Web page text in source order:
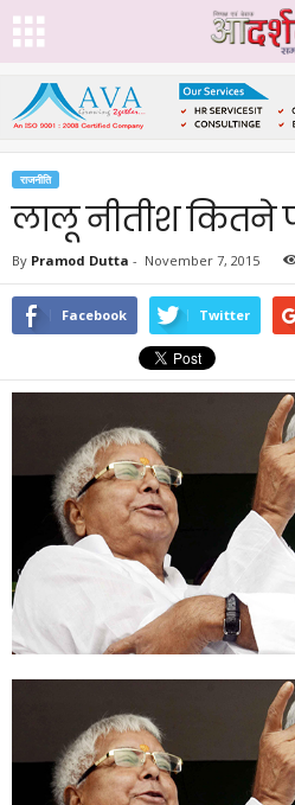
राजनीति
लालू नीतीश कितने
By Pramod Dutta - November 7, 2015
Facebook Twitter